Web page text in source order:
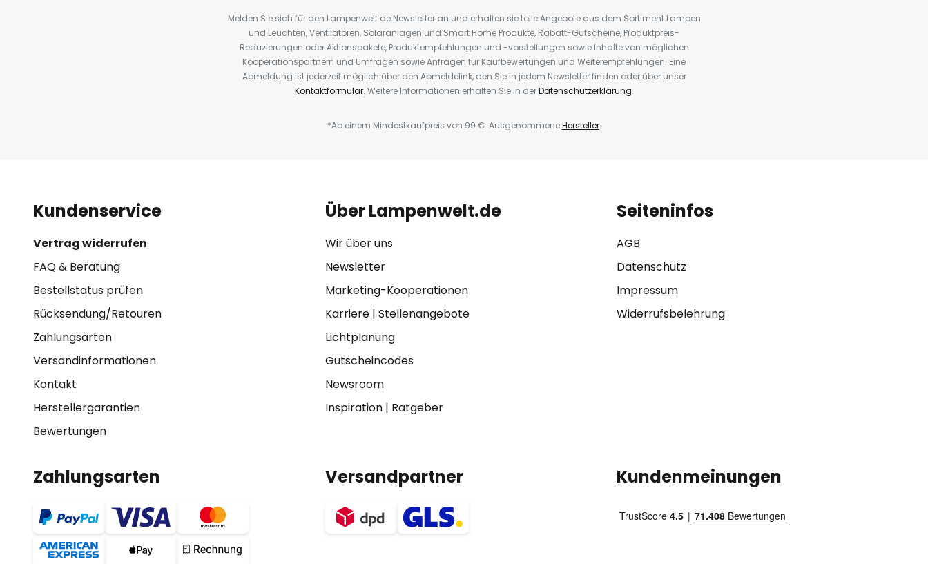
Melden Sie sich für den Lampenwelt.de Newsletter an und erhalten sie tolle Angebote aus dem Sortiment Lampen
und Leuchten, Ventilatoren, Solaranlagen und Smart Home Produkte, Rabatt-Gutscheine, Produktpreis-
Reduzierungen oder Aktionspakete, Produktempfehlungen und -vorstellungen sowie Inhalte von möglichen
Kooperationspartnern und Umfragen sowie Anfragen für Kaufbewertungen und Weiterempfehlungen. Eine
Abmeldung ist jederzeit möglich über den Abmeldelink, den Sie in jedem Newsletter finden oder über unser
Kontaktformular. Weitere Informationen erhalten Sie in derDatenschutzerklärung.
*Ab einem Mindestkaufpreis von 99 €. AusgenommeneHersteller.
Kundenservice
Vertrag widerrufen
FAQ & Beratung
Bestellstatus prüfen
Rücksendung/Retouren
Zahlungsarten
Versandinformationen
Kontakt
Herstellergarantien
Bewertungen
Über Lampenwelt.de
Wir über uns
Newsletter
Marketing-Kooperationen
Karriere| Stellenangebote
Lichtplanung
Gutscheincodes
Newsroom
Inspiration| Ratgeber
Seiteninfos
AGB
Datenschutz
Impressum
Widerrufsbelehrung
Zahlungsarten Versandpartner Kundenmeinungen